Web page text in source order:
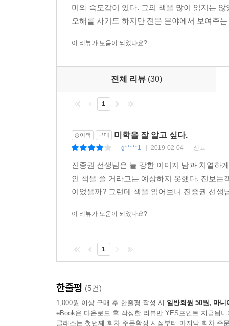
이 장에서는 에르빈 파노프스키의 논문을 토대
(前)도상학적 단계, 도상학적 단계, 도상해석학
토대의 변화로 돌리고(하우저), 어떤 이들은 그
정신적 분위기의 변화와 관계가 있다는 것이리라.
예를 들어 고딕의 첨탑이 하늘로 올라가고 싶은
‘정신사로서 예술사’라 부른다.
여기에서는 막스 드로르작의 저서에서 ‘마니에
추적하게 된다. 범람하던 물질주의에 반발하는
주목하라.
무엇이 양식의 변화를 낳는가? 뵐플린은 양식
장점이 있다.
칭쿠에첸토(1500년대)와 세이첸토(1600년대)의
것이다.
접근은, 비록 파노프스키의 비판을 받기는 했지
없는 가치를 갖는다.
미와 속도감이 있다. 그의 책을 많이 읽지는
오해를 사기도 하지만 전문 분야에서 보여주
이 리뷰가 도움이 되었나요?
전체 리뷰 (30)
1
종이책 구매 미학을 잘 알고 싶다.
g*****1 2019-02-04 신고
진중권 선생님은 늘 강한 이미지 남과 치열하
인 책을 쓸 거라고는 예상하지 못했다. 진보
이었을까? 그런데 책을 읽어보니 진중권 선
이 리뷰가 도움이 되었나요?
1
한줄평 (5건)
1,000원 이상 구매 후 한줄평 작성 시 일반회원 50원, 마니
eBook은 다운로드 후 작성한 리뷰만 YES포인트 지급됩니
클래스는 첫번째 회차 주문확정 시점부터 마지막 회차 주